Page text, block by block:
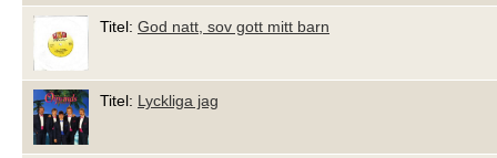
Titel: God natt, sov gott mitt barn
Titel: Lyckliga jag